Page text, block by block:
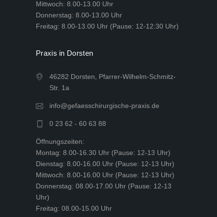
Mittwoch: 8.00-13.00 Uhr
Donnerstag: 8.00-13.00 Uhr
Freitag: 8.00-13.00 Uhr (Pause: 12-12:30 Uhr)
Praxis in Dorsten
46282 Dorsten, Pfarrer-Wilhelm-Schmitz-
Str. 1a
info@gefaesschirurgische-praxis.de
0 23 62 - 60 63 88
Öffnungszeiten:
Montag: 8.00-16.30 Uhr (Pause: 12-13 Uhr)
Dienstag: 8.00-16.00 Uhr (Pause: 12-13 Uhr)
Mittwoch: 8.00-16.00 Uhr (Pause: 12-13 Uhr)
Donnerstag: 08.00-17.00 Uhr (Pause: 12-13
Uhr)
Freitag: 08.00-15.00 Uhr